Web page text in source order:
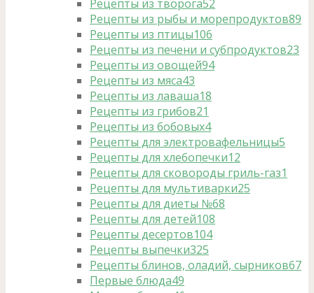
Рецепты из творога52
Рецепты из рыбы и морепродуктов89
Рецепты из птицы106
Рецепты из печени и субпродуктов23
Рецепты из овощей94
Рецепты из мяса43
Рецепты из лаваша18
Рецепты из грибов21
Рецепты из бобовых4
Рецепты для электровафельницы5
Рецепты для хлебопечки12
Рецепты для сковороды гриль-газ1
Рецепты для мультиварки25
Рецепты для диеты №68
Рецепты для детей108
Рецепты десертов104
Рецепты выпечки325
Рецепты блинов, оладий, сырников67
Первые блюда49